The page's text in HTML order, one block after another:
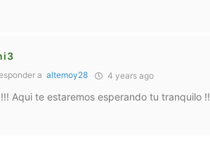
a altemoy28 4 years ago
Aqui te estaremos esperando tu tranquilo !!